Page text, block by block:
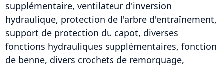
supplémentaire, ventilateur d'inversion
hydraulique, protection de l'arbre d'entraînement,
support de protection du capot, diverses
fonctions hydrauliques supplémentaires, fonction
de benne, divers crochets de remorquage,